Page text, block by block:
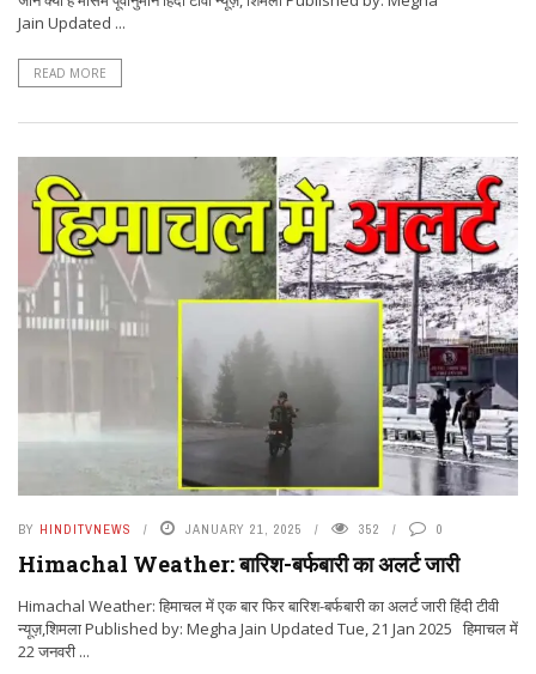
Jain Updated ...
READ MORE
BY HINDITVNEWS JANUARY 21, 2025 352 0
Himachal Weather: बारिश-बर्फबारी का अलर्ट जारी
Himachal Weather: हिमाचल में एक बार फिर बारिश-बर्फबारी का अलर्ट जारी हिंदी टीवी
न्यूज़,शिमला Published by: Megha Jain Updated Tue, 21 Jan 2025 हिमाचल में
22 जनवरी ...